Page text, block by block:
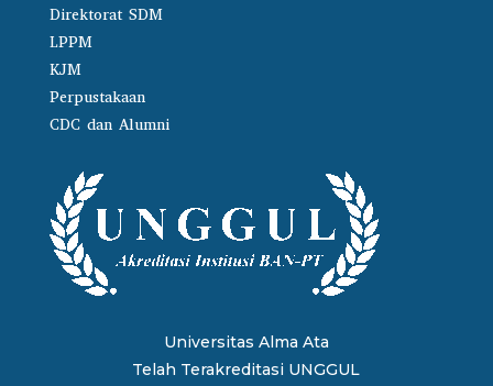
Direktorat SDM
LPPM
KJM
Perpustakaan
CDC dan Alumni
Universitas Alma Ata
Telah Terakreditasi UNGGUL